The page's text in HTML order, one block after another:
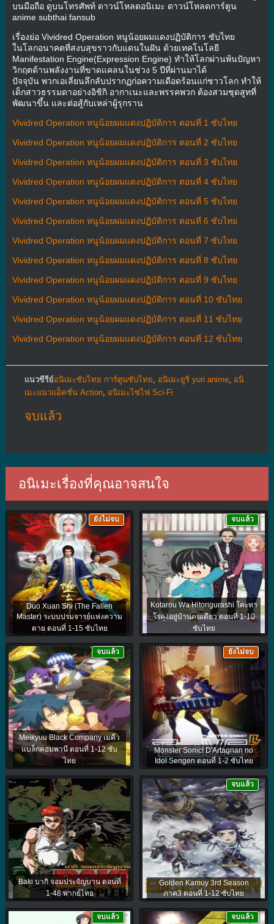
บนมือถือ ดูบนโทรศัพท์ ดาวน์โหลดอนิเมะ ดาวน์โหลดการ์ตูน
anime subthai fansub
เรื่องย่อ Vividred Operation หนูน้อยผมแดงปฏิบัติการ ซับไทย
ในโลกอนาคตที่สงบสุขราวกับแดนในฝัน ด้วยเทคโนโลยี
Manifestation Engine(Expression Engine) ทำให้โลกผ่านพ้นปัญหา
วิกฤตด้านพลังงานที่ขาดแคลนในช่วง 5 ปีที่ผ่านมาได้
ปัจจุบัน พวกเอเลี่ยนลึกลับปรากฏก่อความเดือดร้อนแก่ชาวโลก ทำให้
เด็กสาวธรรมดาอย่างอิชิกิ อากาเนะและพรรคพวก ต้องสวมชุดสูทที่
พัฒนาขึ้น และต่อสู้กับเหล่าผู้รุกราน
Vividred Operation หนูน้อยผมแดงปฏิบัติการ ตอนที่ 1 ซับไทย
Vividred Operation หนูน้อยผมแดงปฏิบัติการ ตอนที่ 2 ซับไทย
Vividred Operation หนูน้อยผมแดงปฏิบัติการ ตอนที่ 3 ซับไทย
Vividred Operation หนูน้อยผมแดงปฏิบัติการ ตอนที่ 4 ซับไทย
Vividred Operation หนูน้อยผมแดงปฏิบัติการ ตอนที่ 5 ซับไทย
Vividred Operation หนูน้อยผมแดงปฏิบัติการ ตอนที่ 6 ซับไทย
Vividred Operation หนูน้อยผมแดงปฏิบัติการ ตอนที่ 7 ซับไทย
Vividred Operation หนูน้อยผมแดงปฏิบัติการ ตอนที่ 8 ซับไทย
Vividred Operation หนูน้อยผมแดงปฏิบัติการ ตอนที่ 9 ซับไทย
Vividred Operation หนูน้อยผมแดงปฏิบัติการ ตอนที่ 10 ซับไทย
Vividred Operation หนูน้อยผมแดงปฏิบัติการ ตอนที่ 11 ซับไทย
Vividred Operation หนูน้อยผมแดงปฏิบัติการ ตอนที่ 12 ซับไทย
แนวซีรีย์อนิเมะซับไทย การ์ตูนซับไทย, อนิเมะยูริ yuri anime, อนิ
เมะแนวแอ็คชั่น Action, อนิเมะไซไฟ Sci-Fi
จบแล้ว
อนิเมะเรื่องที่คุณอาจสนใจ
Duo Xuan Shi (The Fallen
Master) ระบบปรมจารย์เเห่งความ
ตาย ตอนที่ 1-15 ซับไทย
ยังไม่จบ
Kotarou Wa Hitorigurashi โคะทา
โร่คุงอยู่บ้านคนเดียว ตอนที่ 1-10
ซับไทย
จบแล้ว
Meikyuu Black Company เมคีว
แบล็กคอมพานี ตอนที่ 1-12 ซับ
ไทย
จบแล้ว
Monster Sonic! D'Artagnan no
Idol Sengen ตอนที่ 1-2 ซับไทย
ยังไม่จบ
Baki บากิ จอมประจัญบาน ตอนที่
1-48 พากย์ไทย
Golden Kamuy 3rd Season
ภาค3 ตอนที่ 1-12 ซับไทย
จบแล้ว
จบแล้ว จบแล้ว